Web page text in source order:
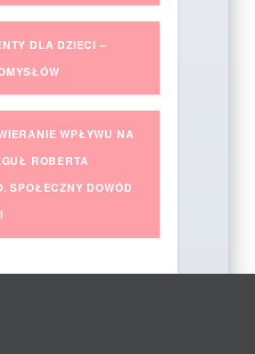
DLA DZIECI –
WPŁYWU NA
ROBERTA
SPOŁECZNY DOWÓD